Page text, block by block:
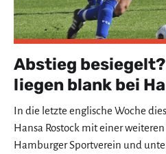
Abstieg
liegen blank bei
In die letzte englische Woche
Hansa Rostock mit einer
Hamburger Sportverein und